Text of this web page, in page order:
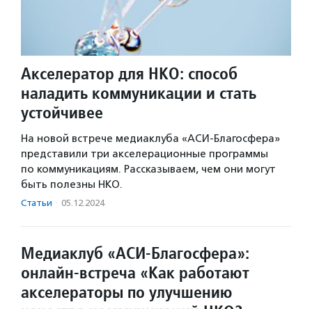
Акселератор для НКО: способ
наладить коммуникации и стать
устойчивее
На новой встрече медиаклуба «АСИ-Благосфера»
представили три акселерационные программы
по коммуникациям. Рассказываем, чем они могут
быть полезны НКО.
Статьи · 05.12.2024
Медиаклуб «АСИ-Благосфера»:
онлайн-встреча «Как работают
акселераторы по улучшению